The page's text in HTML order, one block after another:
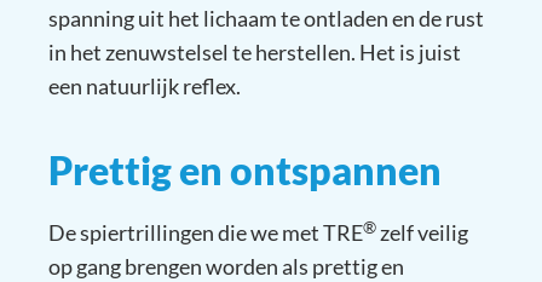
spanning uit het lichaam te ontladen en de rust
in het zenuwstelsel te herstellen. Het is juist
een natuurlijk reflex.
Prettig en ontspannen
De spiertrillingen die we met TRE® zelf veilig
op gang brengen worden als prettig en